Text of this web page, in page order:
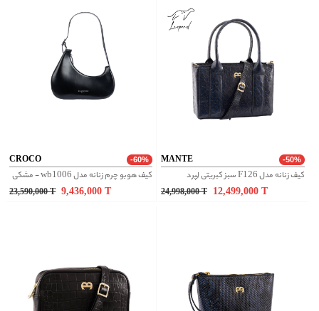
CROCO -60%
کیف هوبو چرم زنانه مدل wb1006 - مشکی
23,590,000 T 9,436,000
MANTE -50%
کیف زنانه مدل F126 سبز کبریتی لِپرد
24,998,000 T 12,499,000